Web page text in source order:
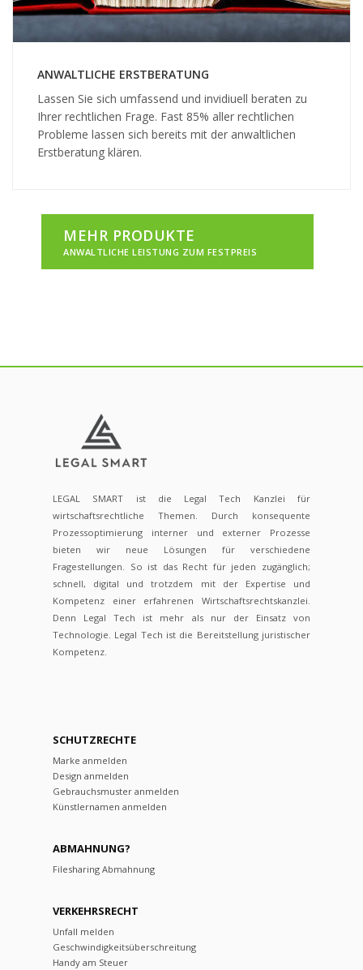
ANWALTLICHE ERSTBERATUNG
Lassen Sie sich umfassend und invidiuell beraten zu
Ihrer rechtlichen Frage. Fast 85% aller rechtlichen
Probleme lassen sich bereits mit der anwaltlichen
Erstberatung klären.
MEHR PRODUKTE
ANWALTLICHE LEISTUNG ZUM FESTPREIS
LEGAL SMART ist die Legal Tech Kanzlei für
wirtschaftsrechtliche Themen. Durch konsequente
Prozessoptimierung interner und externer Prozesse
bieten wir neue Lösungen für verschiedene
Fragestellungen. So ist das Recht für jeden zugänglich;
schnell, digital und trotzdem mit der Expertise und
Kompetenz einer erfahrenen Wirtschaftsrechtskanzlei.
Denn Legal Tech ist mehr als nur der Einsatz von
Technologie. Legal Tech ist die Bereitstellung juristischer
Kompetenz.
SCHUTZRECHTE
Marke anmelden
Design anmelden
Gebrauchsmuster anmelden
Künstlernamen anmelden
ABMAHNUNG?
Filesharing Abmahnung
VERKEHRSRECHT
Unfall melden
Geschwindigkeitsüberschreitung
Handy am Steuer